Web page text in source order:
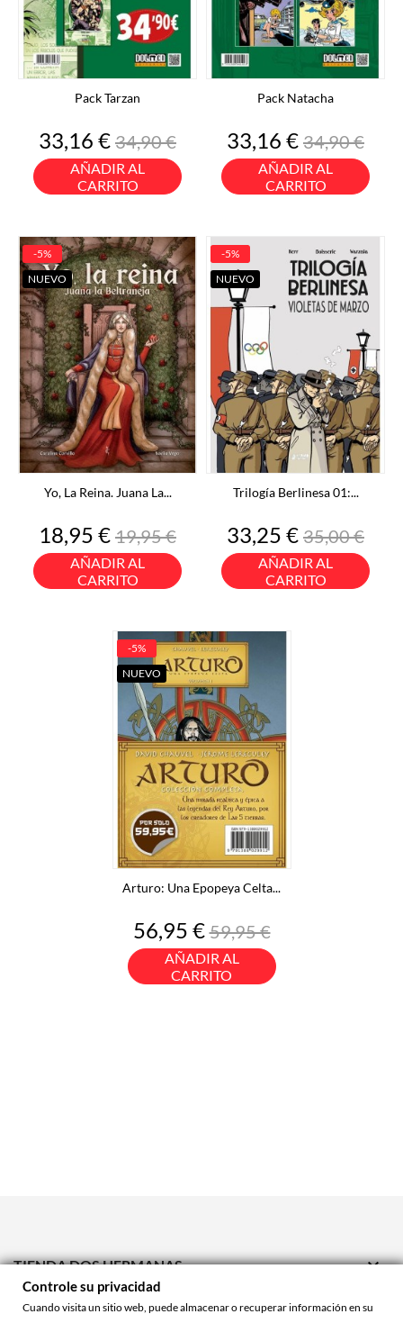
Pack Tarzan
Precio
33,16 €Precio
base
34,90 €
AÑADIR AL
CARRITO
Pack Natacha
Precio
33,16 €Precio
base
34,90 €
AÑADIR AL
CARRITO
Yo, La Reina. Juana La...
Precio
18,95 €Precio
base
19,95 €
AÑADIR AL
CARRITO
-5%
NUEVO
Trilogía Berlinesa 01:...
Precio
33,25 €Precio
base
35,00 €
AÑADIR AL
CARRITO
-5%
NUEVO
Arturo: Una Epopeya Celta...
Precio
56,95 €Precio
base
59,95 €
AÑADIR AL
CARRITO
-5%
NUEVO
TIENDA DOS HERMANAS 
TIENDA ONLINE 
Controle su privacidad
Cuando visita un sitio web, puede almacenar o recuperar información en su